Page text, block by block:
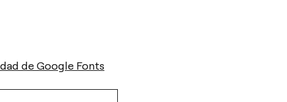
de Google Fonts